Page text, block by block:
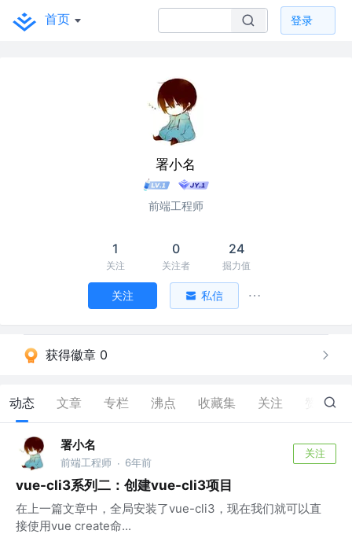
首页 登录
署小名
前端工程师
1
关注
0
关注者
24
掘力值
关注 私信
获得徽章 0
动态 文章 专栏 沸点 收藏集 关注 1
署小名
前端工程师 · 6年前
关注
vue-cli3系列二：创建vue-cli3项目
在上一篇文章中，全局安装了vue-cli3，现在我们就可以直
接使用vue create命...